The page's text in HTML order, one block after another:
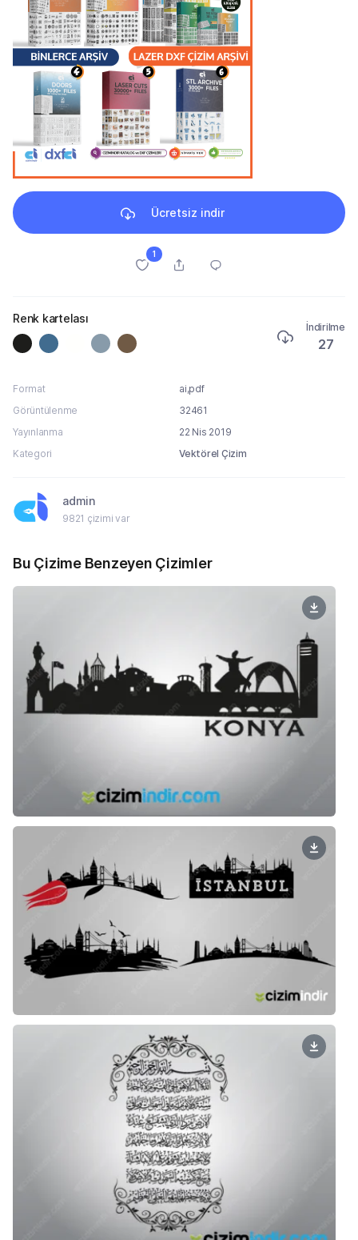
Ücretsiz indir
1
Renk kartelası
İndirilme
27
Format
ai,pdf
Görüntülenme
32461
Yayınlanma
22 Nis 2019
Kategori
Vektörel Çizim
admin
9821 çizimi var
Bu Çizime Benzeyen Çizimler